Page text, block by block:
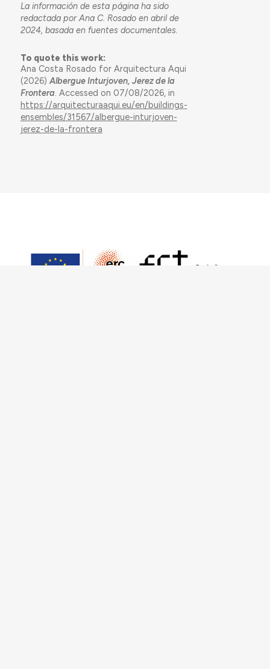
La información de esta página ha sido
redactada por Ana C. Rosado en abril de
2024, basada en fuentes documentales.
To quote this work:
Ana Costa Rosado for Arquitectura Aqui
(2026)Albergue Inturjoven, Jerez de la
Frontera. Accessed on 07/08/2026, in
https://arquitecturaaqui.eu/en/buildings-
ensembles/31567/albergue-inturjoven-
jerez-de-la-frontera